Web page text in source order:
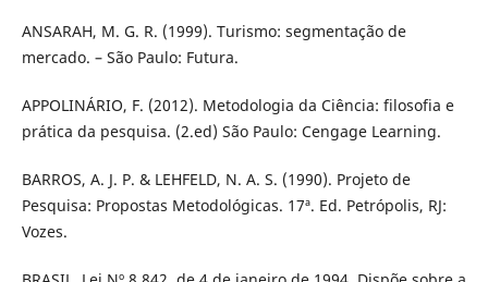
ANSARAH, M. G. R. (1999). Turismo: segmentação de
mercado. – São Paulo: Futura.
APPOLINÁRIO, F. (2012). Metodologia da Ciência: filosofia e
prática da pesquisa. (2.ed) São Paulo: Cengage Learning.
BARROS, A. J. P. & LEHFELD, N. A. S. (1990). Projeto de
Pesquisa: Propostas Metodológicas. 17ª. Ed. Petrópolis, RJ:
Vozes.